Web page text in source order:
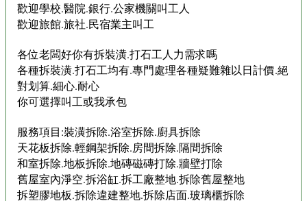
歡迎學校.醫院.銀行.公家機關叫工人
歡迎旅館.旅社.民宿業主叫工
各位老闆好你有拆裝潢.打石工人力需求嗎
各種拆裝潢.打石工均有.專門處理各種疑難雜以日計價.絕
對划算.細心.耐心
你可選擇叫工或我承包
服務項目:裝潢拆除.浴室拆除.廚具拆除
天花板拆除.輕鋼架拆除.房間拆除.隔間拆除
和室拆除.地板拆除.地磚磁磚打除.牆壁打除
舊屋室內淨空.拆浴缸.拆工廠整地.拆除舊屋整地
拆塑膠地板.拆除違建整地.拆除店面.玻璃櫃拆除